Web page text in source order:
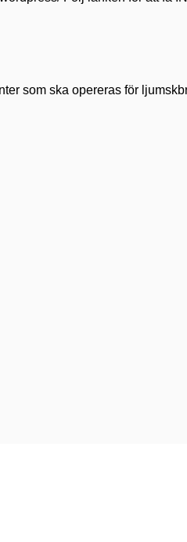
som ska opereras för